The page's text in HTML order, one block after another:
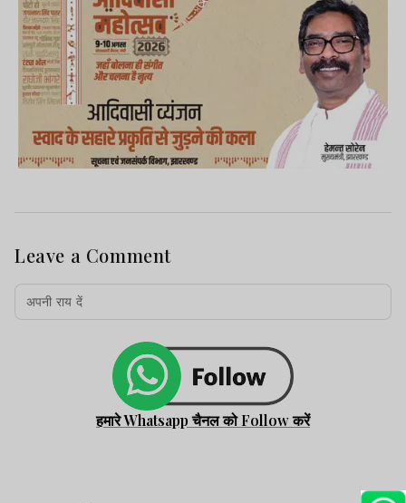
Leave a Comment
हमारे Whatsapp चैनल को Follow करें